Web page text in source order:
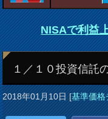
NISAで利益
１／１０投資信託
2018年01月10日[基準価